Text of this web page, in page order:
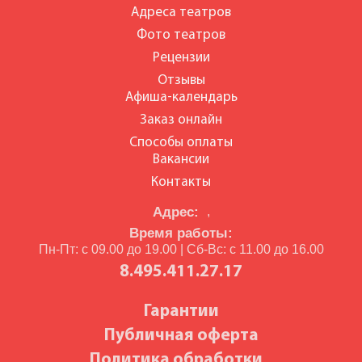
Адрес: ,
Время работы:
Пн-Пт: с 09.00 до 19.00 | Сб-Вс: с 11.00 до 16.00
8.495.411.27.17
Гарантии
Публичная оферта
Адреса театров
Фото театров
Рецензии
Отзывы
Афиша-календарь
Заказ онлайн
Способы оплаты
Вакансии
Контакты